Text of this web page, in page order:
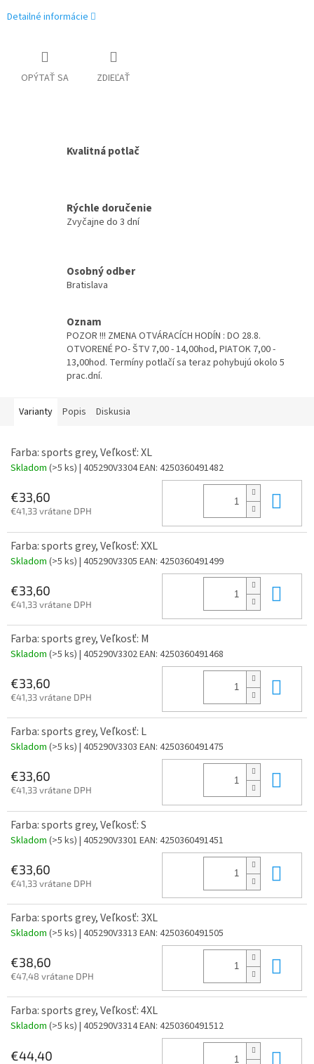
Detailné informácie
OPÝTAŤ SA ZDIEĽAŤ
Kvalitná potlač
Rýchle doručenie
Zvyčajne do 3 dní
Osobný odber
Bratislava
Oznam
POZOR !!! ZMENA OTVÁRACÍCH HODÍN : DO 28.8.
OTVORENÉ PO- ŠTV 7,00 - 14,00hod, PIATOK 7,00 -
13,00hod. Termíny potlačí sa teraz pohybujú okolo 5
prac.dní.
Varianty Popis Diskusia
Farba: sports grey, Veľkosť: XL
Skladom (>5 ks) | 405290V3304EAN: 4250360491482
€33,60
€41,33 vrátane DPH
Farba: sports grey, Veľkosť: XXL
Skladom (>5 ks) | 405290V3305 EAN: 4250360491499
€33,60
€41,33 vrátane DPH
Farba: sports grey, Veľkosť: M
Skladom (>5 ks) | 405290V3302EAN: 4250360491468
€33,60
€41,33 vrátane DPH
Farba: sports grey, Veľkosť: L
Skladom (>5 ks) | 405290V3303 EAN: 4250360491475
€33,60
€41,33 vrátane DPH
Farba: sports grey, Veľkosť: S
Skladom (>5 ks) | 405290V3301 EAN: 4250360491451
€33,60
€41,33 vrátane DPH
Farba: sports grey, Veľkosť: 3XL
Skladom (>5 ks) | 405290V3313 EAN: 4250360491505
€38,60
€47,48 vrátane DPH
Farba: sports grey, Veľkosť: 4XL
Skladom (>5 ks) | 405290V3314EAN: 4250360491512
€44,40